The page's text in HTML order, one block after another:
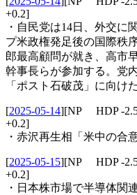
+0.2]
・自民党は14日、外交に
プ米政権発足後の国際秩
郎最高顧問が就き、高市
幹事長らが参加する。党
「ポスト石破茂」に向け
[2025-05-14][NP HDP -2.5
+0.2]
・赤沢再生相「米中の合
[2025-05-15][NP HDP -2.5
+0.2]
・日本株市場で半導体関